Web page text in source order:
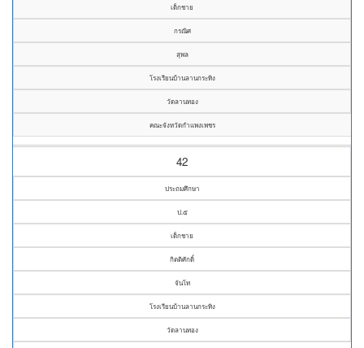
เด็กชาย
กรณิศ
สุพล
โรงเรียนบ้านลานกระทิง
วัดลานทอง
คณะจังหวัดกำแพงเพชร
42
ประถมศึกษา
ป.๕
เด็กชาย
กิตติศักดิ์
จันโท
โรงเรียนบ้านลานกระทิง
วัดลานทอง